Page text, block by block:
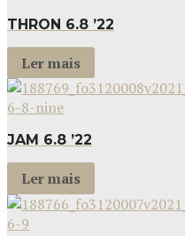
THRON 6.8 ’22
Ler mais
JAM 6.8 ’22
Ler mais